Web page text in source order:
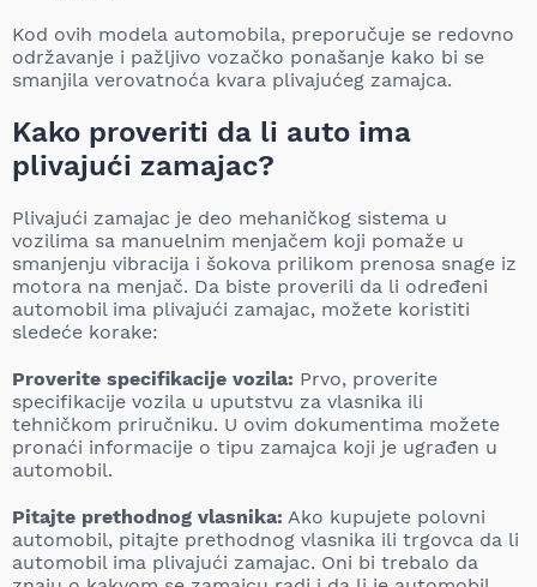
Kod ovih modela automobila, preporučuje se redovno
održavanje i pažljivo vozačko ponašanje kako bi se
smanjila verovatnoća kvara plivajućeg zamajca.
Kako proveriti da li auto ima
plivajući zamajac?
Plivajući zamajac je deo mehaničkog sistema u
vozilima sa manuelnim menjačem koji pomaže u
smanjenju vibracija i šokova prilikom prenosa snage iz
motora na menjač. Da biste proverili da li određeni
automobil ima plivajući zamajac, možete koristiti
sledeće korake:
Proverite specifikacije vozila: Prvo, proverite
specifikacije vozila u uputstvu za vlasnika ili
tehničkom priručniku. U ovim dokumentima možete
pronaći informacije o tipu zamajca koji je ugrađen u
automobil.
Pitajte prethodnog vlasnika: Ako kupujete polovni
automobil, pitajte prethodnog vlasnika ili trgovca da li
automobil ima plivajući zamajac. Oni bi trebalo da